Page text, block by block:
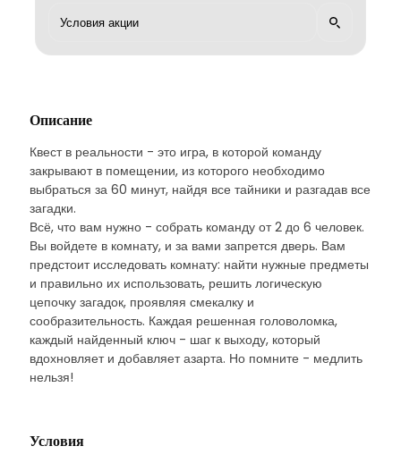
Описание
Квест в реальности - это игра, в которой команду
закрывают в помещении, из которого необходимо
выбраться за 60 минут, найдя все тайники и разгадав все
загадки.
Всё, что вам нужно - собрать команду от 2 до 6 человек.
Вы войдете в комнату, и за вами запрется дверь. Вам
предстоит исследовать комнату: найти нужные предметы
и правильно их использовать, решить логическую
цепочку загадок, проявляя смекалку и
сообразительность. Каждая решенная головоломка,
каждый найденный ключ - шаг к выходу, который
вдохновляет и добавляет азарта. Но помните - медлить
нельзя!
Условия